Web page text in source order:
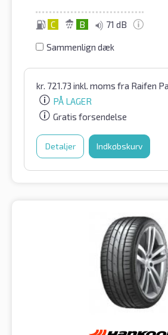
C B 71 dB
Sammenlign dæk
kr. 721.73 inkl. moms fra Raifen
PÅ LAGER
Gratis forsendelse
Detaljer Indkøbskurv